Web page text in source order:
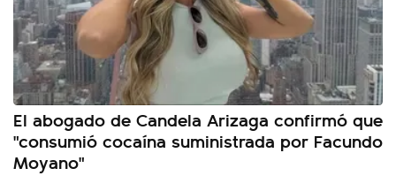
El abogado de Candela Arizaga confirmó que
"consumió cocaína suministrada por Facundo
Moyano"